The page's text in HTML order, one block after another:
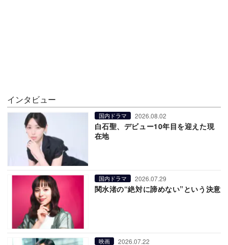
インタビュー
国内ドラマ 2026.08.02
白石聖、デビュー10年目を迎えた現
在地
国内ドラマ 2026.07.29
関水渚の“絶対に諦めない”という決意
映画 2026.07.22